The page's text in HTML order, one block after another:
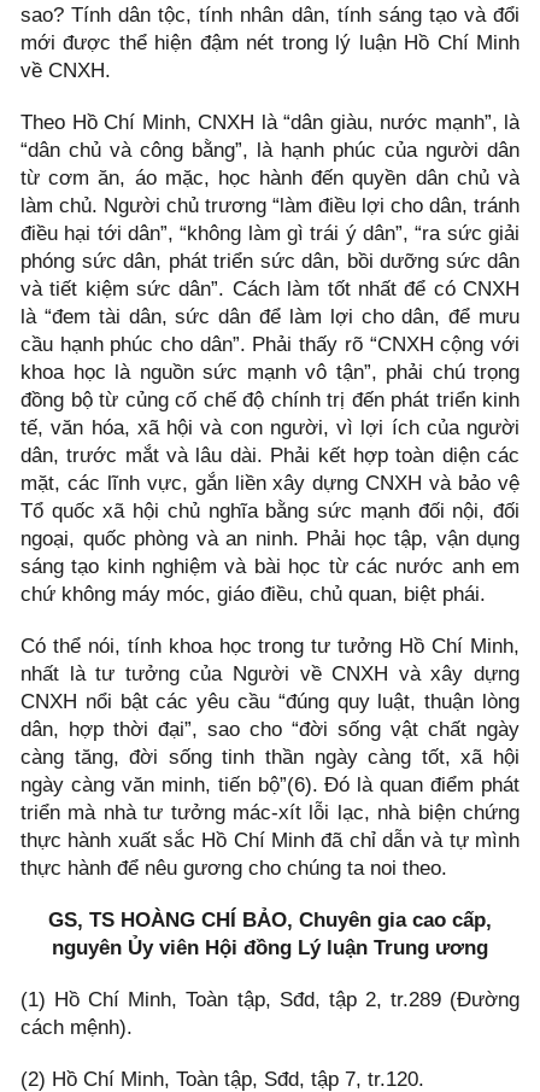
sao? Tính dân tộc, tính nhân dân, tính sáng tạo và đổi
mới được thể hiện đậm nét trong lý luận Hồ Chí Minh
về CNXH.
Theo Hồ Chí Minh, CNXH là “dân giàu, nước mạnh”, là
“dân chủ và công bằng”, là hạnh phúc của người dân
từ cơm ăn, áo mặc, học hành đến quyền dân chủ và
làm chủ. Người chủ trương “làm điều lợi cho dân, tránh
điều hại tới dân”, “không làm gì trái ý dân”, “ra sức giải
phóng sức dân, phát triển sức dân, bồi dưỡng sức dân
và tiết kiệm sức dân”. Cách làm tốt nhất để có CNXH
là “đem tài dân, sức dân để làm lợi cho dân, để mưu
cầu hạnh phúc cho dân”. Phải thấy rõ “CNXH cộng với
khoa học là nguồn sức mạnh vô tận”, phải chú trọng
đồng bộ từ củng cố chế độ chính trị đến phát triển kinh
tế, văn hóa, xã hội và con người, vì lợi ích của người
dân, trước mắt và lâu dài. Phải kết hợp toàn diện các
mặt, các lĩnh vực, gắn liền xây dựng CNXH và bảo vệ
Tổ quốc xã hội chủ nghĩa bằng sức mạnh đối nội, đối
ngoại, quốc phòng và an ninh. Phải học tập, vận dụng
sáng tạo kinh nghiệm và bài học từ các nước anh em
chứ không máy móc, giáo điều, chủ quan, biệt phái.
Có thể nói, tính khoa học trong tư tưởng Hồ Chí Minh,
nhất là tư tưởng của Người về CNXH và xây dựng
CNXH nổi bật các yêu cầu “đúng quy luật, thuận lòng
dân, hợp thời đại”, sao cho “đời sống vật chất ngày
càng tăng, đời sống tinh thần ngày càng tốt, xã hội
ngày càng văn minh, tiến bộ”(6). Đó là quan điểm phát
triển mà nhà tư tưởng mác-xít lỗi lạc, nhà biện chứng
thực hành xuất sắc Hồ Chí Minh đã chỉ dẫn và tự mình
thực hành để nêu gương cho chúng ta noi theo.
GS, TS HOÀNG CHÍ BẢO, Chuyên gia cao cấp,
nguyên Ủy viên Hội đồng Lý luận Trung ương
(1) Hồ Chí Minh, Toàn tập, Sđd, tập 2, tr.289 (Đường
cách mệnh).
(2) Hồ Chí Minh, Toàn tập, Sđd, tập 7, tr.120.